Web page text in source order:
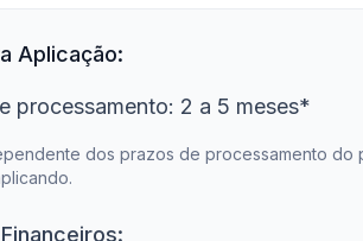
Aplicação:
processamento: 2 a 5 meses*
dos prazos de processamento do